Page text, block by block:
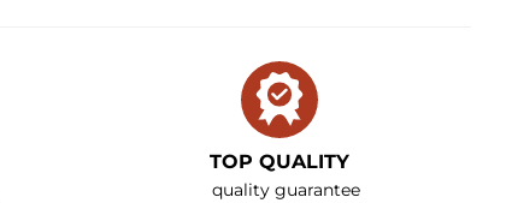
TOP QUALITY
quality guarantee